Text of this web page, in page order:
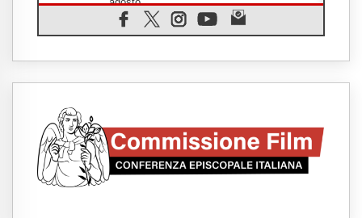
08.08.2026
Spin Time, Reina: Cristo non abita nei
senzatetto
08.08.2026
08.08.2026
Argentina, l'arcivescovo Colombo: "La
visita del Papa messaggio di pace e
dignità"